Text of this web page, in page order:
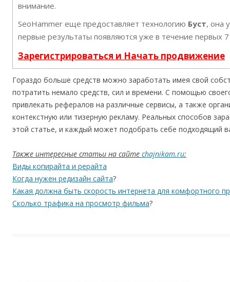
внимание.
SeoHammer еще предоставляет технологию Буст, она
первые результаты появляются уже в течение первых
Зарегистрироваться и Начать продвижение
Гораздо больше средств можно заработать имея свой
потратить немало средств, сил и времени. С помощью
привлекать рефералов на различные сервисы, а также
контекстную или тизерную рекламу. Реальных способов
этой статье, и каждый может подобрать себе подходящий
Также интересные статьи на сайте chajnikam.ru:
Виды копирайта и рерайта
Когда нужен редизайн сайта?
Какая должна быть скорость интернета для комфортного
Сколько трафика на просмотр фильма?